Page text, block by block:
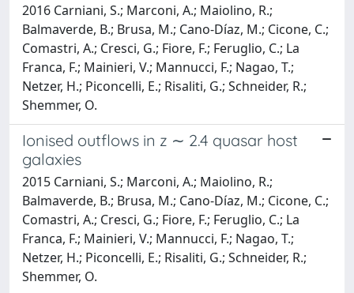
2016 Carniani, S.; Marconi, A.; Maiolino, R.;
Balmaverde, B.; Brusa, M.; Cano-Díaz, M.; Cicone, C.;
Comastri, A.; Cresci, G.; Fiore, F.; Feruglio, C.; La
Franca, F.; Mainieri, V.; Mannucci, F.; Nagao, T.;
Netzer, H.; Piconcelli, E.; Risaliti, G.; Schneider, R.;
Shemmer, O.
Ionised outflows in z ∼ 2.4 quasar host
galaxies
2015 Carniani, S.; Marconi, A.; Maiolino, R.;
Balmaverde, B.; Brusa, M.; Cano-Díaz, M.; Cicone, C.;
Comastri, A.; Cresci, G.; Fiore, F.; Feruglio, C.; La
Franca, F.; Mainieri, V.; Mannucci, F.; Nagao, T.;
Netzer, H.; Piconcelli, E.; Risaliti, G.; Schneider, R.;
Shemmer, O.